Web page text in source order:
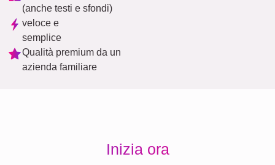
(anche testi e sfondi)
veloce e
semplice
Qualità premium da un
azienda familiare
Inizia ora